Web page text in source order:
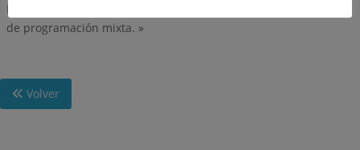
límites de la racionalidad.- ¿Plan o programa?.- Una estrategia
de programación mixta. »
Volver